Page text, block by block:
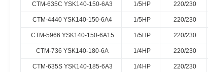
CTM-635C YSK140-150-6A3 1/5HP 220/230
CTM-4440 YSK140-150-6A4 1/5HP 220/230
CTM-5966 YSK140-150-6A15 1/5HP 220/230
CTM-736 YSK140-180-6A 1/4HP 220/230
CTM-635S YSK140-185-6A3 1/4HP 220/230